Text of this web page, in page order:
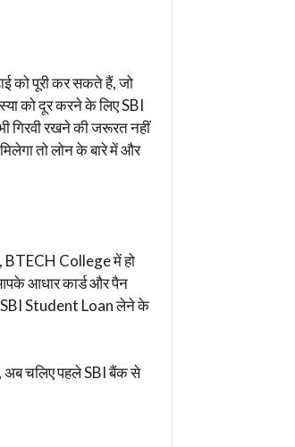
को पूरी कर सकते हैं, जो
को दूर करने के लिए SBI
रखने की जरूरत नहीं
तो लोन के बारे में और
College में हो
आधार कार्ड और पैन
SBI Student Loan लेने के
चलिए पहले SBI बैंक से